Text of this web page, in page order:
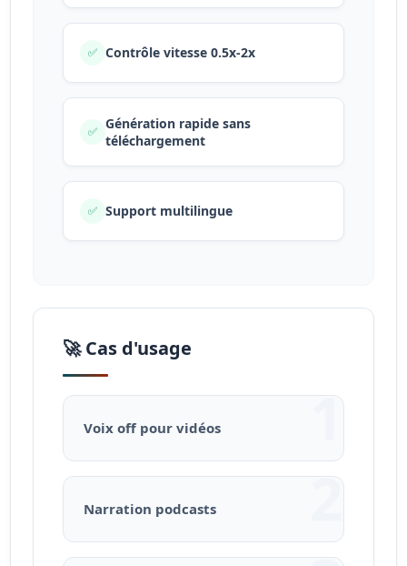
✅ Contrôle vitesse 0.5x-2x
✅ Génération rapide sans
téléchargement
✅ Support multilingue
🚀 Cas d'usage
1
Voix off pour vidéos
2
Narration podcasts